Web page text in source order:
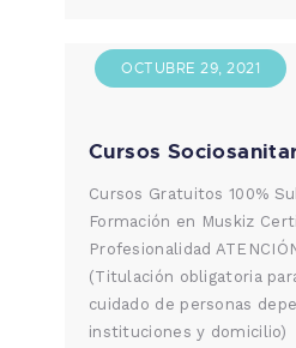
OCTUBRE 29, 2021
Cursos
Cursos Gratuitos 100%
Formación en Muskiz
Profesionalidad
(Titulación obligatoria
cuidado de personas
instituciones y